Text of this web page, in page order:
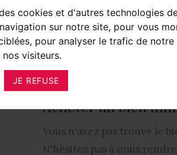
cookies et d'autres technologies
sur notre site, pour vous
pour analyser le trafic de
visiteurs.
JE REFUSE
quartiers et le niveau de
comprise entre 40 et 100
restent les biens les plus
soutenir la demande.
Acheter un bien
Vous n'avez pas trouvé le
N'hésitez pas à nous